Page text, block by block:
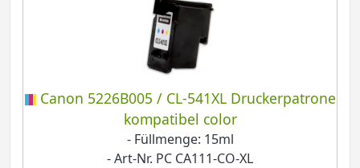
Canon 5226B005 / CL-541XL Druckerpatrone
kompatibel color
- Füllmenge: 15ml
- Art-Nr. PC CA111-CO-XL